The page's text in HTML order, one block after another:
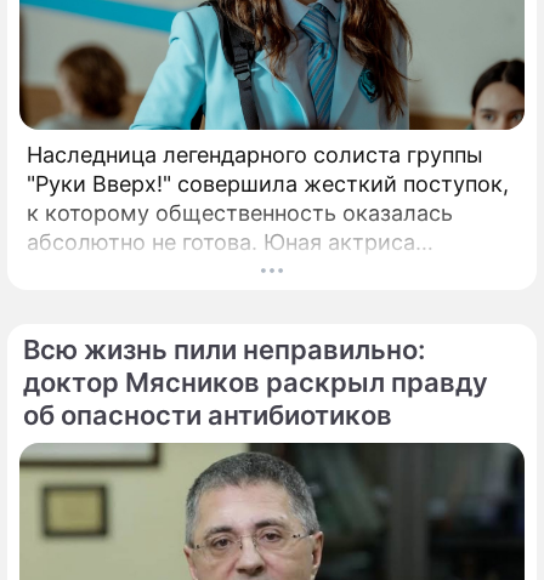
Наследница легендарного солиста группы
"Руки Вверх!" совершила жесткий поступок,
к которому общественность оказалась
абсолютно не готова. Юная актриса
Вероника Жукова, дочь бессменного лидера
поклонников.
Всю жизнь пили неправильно:
доктор Мясников раскрыл правду
об опасности антибиотиков